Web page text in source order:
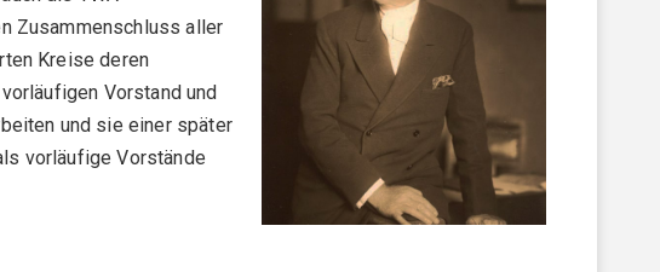
Zusammenschluss aller
Kreise deren
Vorstand und
und sie einer später
vorläufige Vorstände